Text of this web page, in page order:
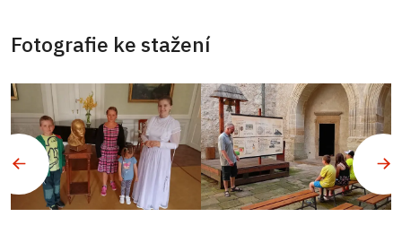
Fotografie ke stažení